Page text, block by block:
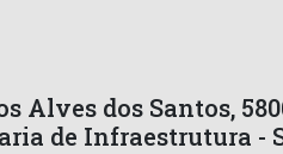
Alves dos Santos,
de Infraestrutura -